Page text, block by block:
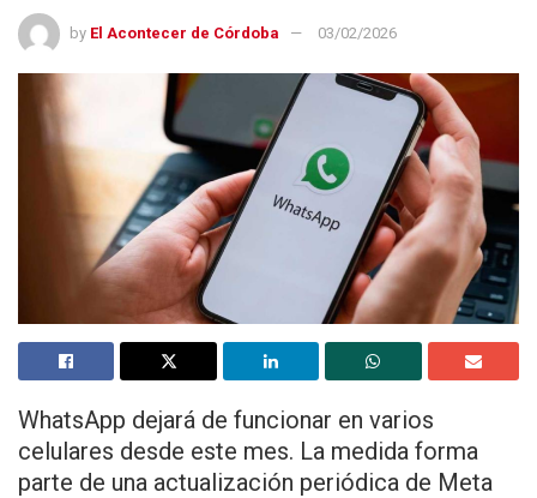
by El Acontecer de Córdoba 03/02/2026
WhatsApp dejará de funcionar en varios
celulares desde este mes. La medida forma
parte de una actualización periódica de Meta